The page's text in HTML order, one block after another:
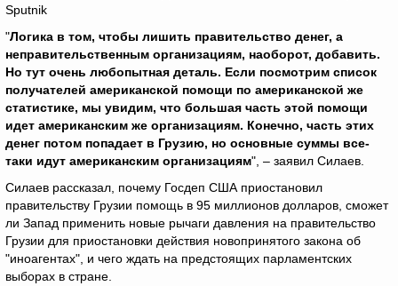
Sputnik
"Логика в том, чтобы лишить правительство денег, а
неправительственным организациям, наоборот, добавить.
Но тут очень любопытная деталь. Если посмотрим список
получателей американской помощи по американской же
статистике, мы увидим, что большая часть этой помощи
идет американским же организациям. Конечно, часть этих
денег потом попадает в Грузию, но основные суммы все-
таки идут американским организациям", – заявил Силаев.
Силаев рассказал, почему Госдеп США приостановил
правительству Грузии помощь в 95 миллионов долларов, сможет
ли Запад применить новые рычаги давления на правительство
Грузии для приостановки действия новопринятого закона об
"иноагентах", и чего ждать на предстоящих парламентских
выборах в стране.